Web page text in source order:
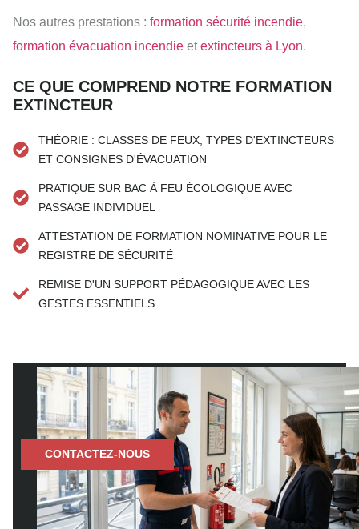
Nos autres prestations : formation sécurité incendie,
formation évacuation incendie etextincteurs à Lyon.
CE QUE COMPREND NOTRE FORMATION
EXTINCTEUR
THÉORIE : CLASSES DE FEUX, TYPES D'EXTINCTEURS
ET CONSIGNES D'ÉVACUATION
PRATIQUE SUR BAC À FEU ÉCOLOGIQUE AVEC
PASSAGE INDIVIDUEL
ATTESTATION DE FORMATION NOMINATIVE POUR LE
REGISTRE DE SÉCURITÉ
REMISE D'UN SUPPORT PÉDAGOGIQUE AVEC LES
GESTES ESSENTIELS
BESOIN D’UNE SOLUTION RAPIDE ?
CONTACTEZ-NOUS